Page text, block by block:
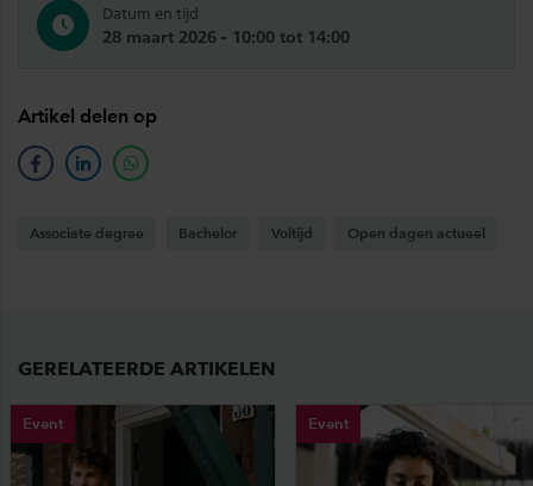
Datum en tijd
28 maart 2026 - 10:00 tot 14:00
Artikel delen op
facebooklinkedinwhatsapp
Associate degree Bachelor Voltijd Open dagen actueel
GERELATEERDE ARTIKELEN
Event Event